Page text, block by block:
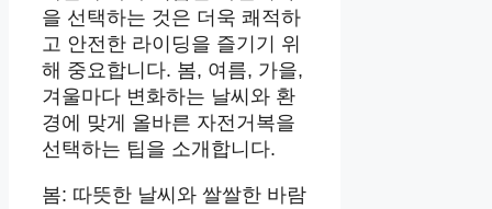
을 선택하는 것은 더욱 쾌적하
고 안전한 라이딩을 즐기기 위
해 중요합니다. 봄, 여름, 가을,
겨울마다 변화하는 날씨와 환
경에 맞게 올바른 자전거복을
선택하는 팁을 소개합니다.
봄: 따뜻한 날씨와 쌀쌀한 바람